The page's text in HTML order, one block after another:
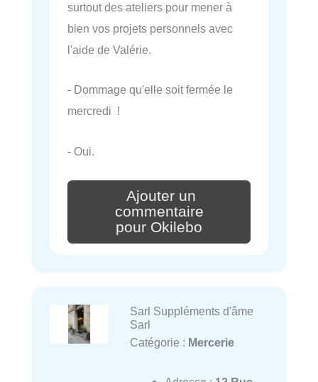
surtout des ateliers pour mener à
bien vos projets personnels avec
l'aide de Valérie.
- Dommage qu'elle soit fermée le
mercredi !
- Oui.
Ajouter un
commentaire
pour Okilebo
Sarl Suppléments d'âme
Sarl
Catégorie : Mercerie